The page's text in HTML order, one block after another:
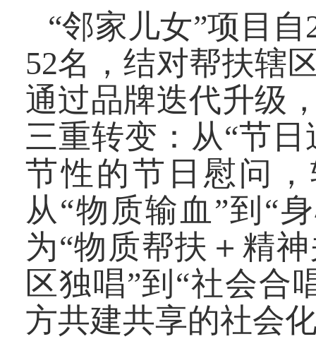
“邻家儿女”项目
52名，结对帮扶辖
通过品牌迭代升级
三重转变：从“节
节性的节日慰问
从“物质输血”到“
为“物质帮扶＋精
区独唱”到“社会
方共建共享的社会